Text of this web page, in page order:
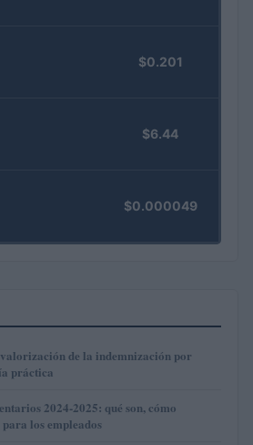
$0.201
$6.44
$0.000049
de la indemnización por
práctica
2024-2025: qué son, cómo
los empleados